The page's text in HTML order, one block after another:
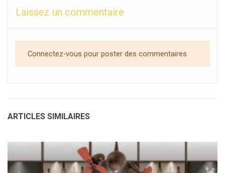
Laissez un commentaire
Connectez-vous pour poster des commentaires
ARTICLES SIMILAIRES